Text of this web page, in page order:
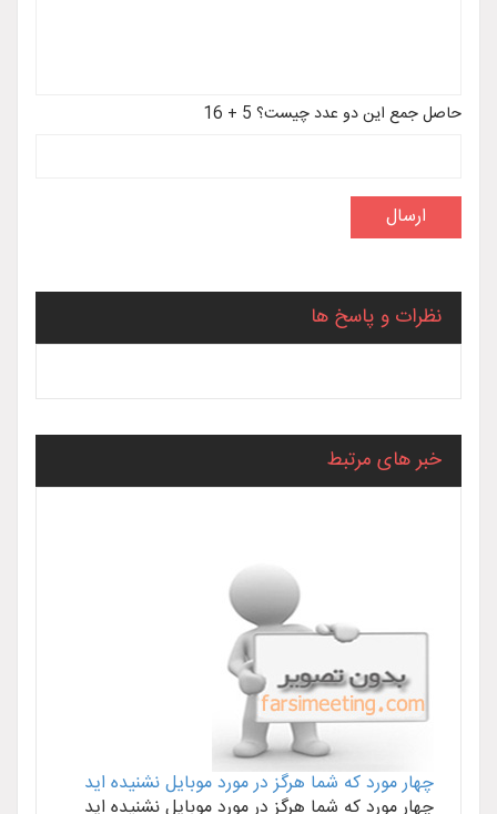
حاصل جمع این دو عدد چیست؟ 5 + 16
نظرات و پاسخ ها
خبر های مرتبط
چهار مورد که شما هرگز در مورد موبایل نشنیده اید
چهار مورد که شما هرگز در مورد موبایل نشنیده اید